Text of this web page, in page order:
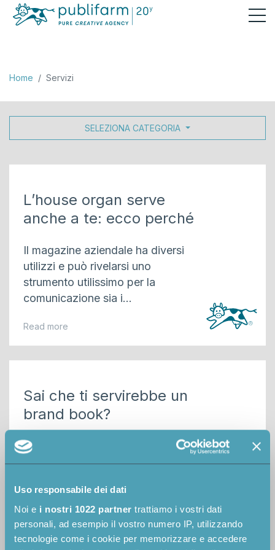
Uso responsabile dei dati
Noi e i nostri 1022 partner trattiamo i vostri dati
personali, ad esempio il vostro numero IP, utilizzando
tecnologie come i cookie per memorizzare e accedere
Servizi
Home Servizi
SELEZIONA CATEGORIA
L’house organ serve
anche a te: ecco perché
Il magazine aziendale ha diversi
utilizzi e può rivelarsi uno
strumento utilissimo per la
comunicazione sia i...
Read more
Sai che ti servirebbe un
brand book?
L’utilizzo di un marchio è spesso
motivo di incertezza,
comunicazione. E...
Read more